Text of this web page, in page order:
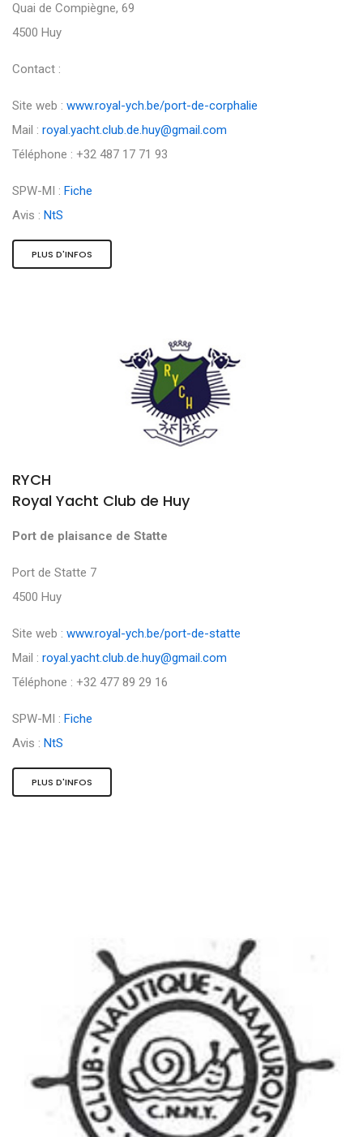
Quai de Compiègne, 69
4500 Huy
Contact :
Site web : www.royal-ych.be/port-de-corphalie
Mail : royal.yacht.club.de.huy@gmail.com
Téléphone : +32 487 17 71 93
SPW-MI : Fiche
Avis : NtS
PLUS D'INFOS
RYCH
Royal Yacht Club de Huy
Port de plaisance de Statte
Port de Statte 7
4500 Huy
Site web : www.royal-ych.be/port-de-statte
Mail : royal.yacht.club.de.huy@gmail.com
Téléphone : +32 477 89 29 16
SPW-MI : Fiche
Avis : NtS
PLUS D'INFOS